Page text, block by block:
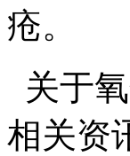
疮。
关于
相关资